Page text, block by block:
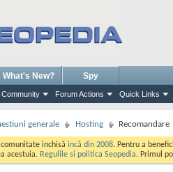
Community Forum Actions Quick Links
What's New? Spy
generale Hosting Recomandare
inchisă incă din 2008. Pentru a
acestuia. Regulile si politica Seopedia. Primul